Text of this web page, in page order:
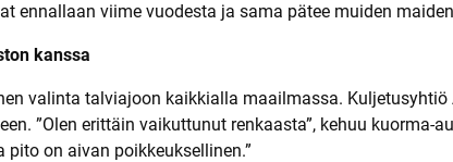
ennallaan viime vuodesta ja sama pätee muiden
kanssa
valinta talviajoon kaikkialla maailmassa.
”Olen erittäin vaikuttunut renkaasta”, kehuu
on aivan poikkeuksellinen.”